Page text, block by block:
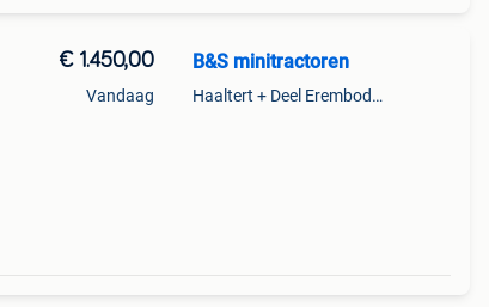
€ 1.450,00
Vandaag
B&S minitractoren
Haaltert + Deel Erembodegem